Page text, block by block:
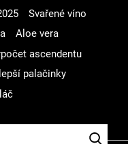
Svařené víno
Aloe vera
ascendentu
palačinky